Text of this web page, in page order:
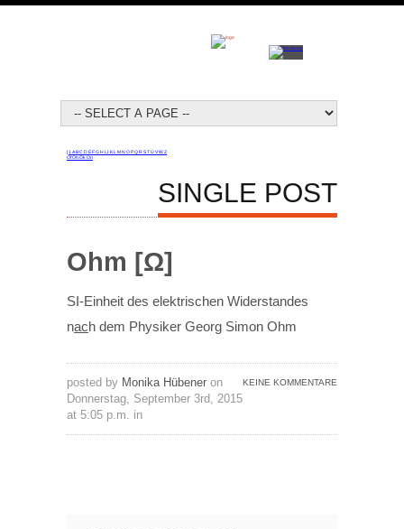
[1 ABCDEFGHI JKL MNOPQRSTÜVWZ
OfOhÖkOn
SINGLE POST
Ohm [Ω]
SI-Einheit des elektrischen Widerstandes
nach dem Physiker Georg Simon Ohm
KEINE KOMMENTARE
posted by Monika Hübener on
Donnerstag, September 3rd, 2015
at 5:05 p.m. in